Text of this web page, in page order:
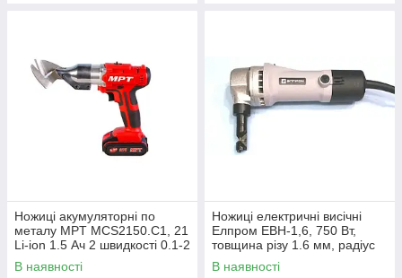
Ножиці акумуляторні по
металу MPT MCS2150.C1, 21
Li-ion 1.5 Ач 2 швидкості 0.1-2
мм сумка
В наявності
Ножиці електричні висічні
Елпром ЕВН-1,6, 750 Вт,
товщина різу 1.6 мм, радіус
різання 45 мм
В наявності